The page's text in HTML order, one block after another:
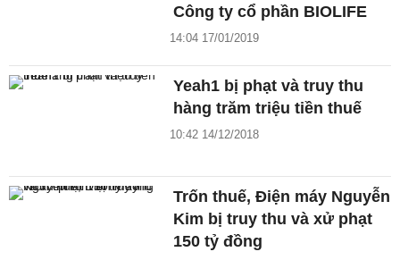
Công ty cổ phần BIOLIFE
14:04 17/01/2019
Yeah1 bị phạt và truy thu
hàng trăm triệu tiền thuế
10:42 14/12/2018
Trốn thuế, Điện máy Nguyễn
Kim bị truy thu và xử phạt
150 tỷ đồng